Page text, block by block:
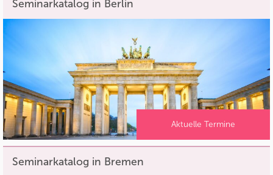
Seminarkatalog in Berlin
Aktuelle Termine
Seminarkatalog in Bremen